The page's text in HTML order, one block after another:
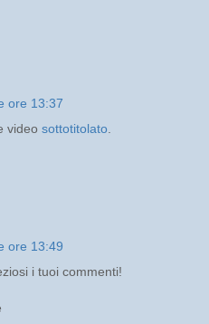
ore 13:37
video sottotitolato
ore 13:49
i tuoi commenti!